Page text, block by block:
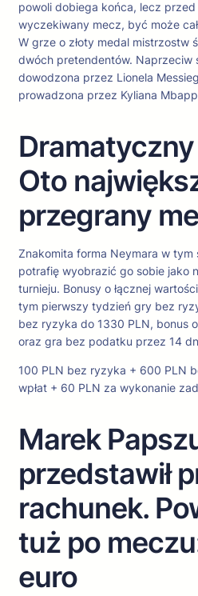
powoli dobiega końca, lecz
wyczekiwany mecz, być może
W grze o złoty medal mistrzostw
dwóch pretendentów. Naprzeciw
dowodzona przez Lionela
prowadzona przez Kyliana
Oto
przegrany
Znakomita forma Neymara w tym
potrafię wyobrazić go sobie jako
turnieju. Bonusy o łącznej
tym pierwszy tydzień gry bez
bez ryzyka do 1330 PLN, bonus
oraz gra bez podatku przez 14
100 PLN bez ryzyka + 600 PLN
wpłat + 60 PLN za wykonanie
Marek
przedstawił
rachunek.
tuż po
euro